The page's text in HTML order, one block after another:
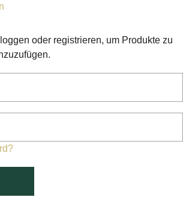
oder registrieren, um Produkte zu